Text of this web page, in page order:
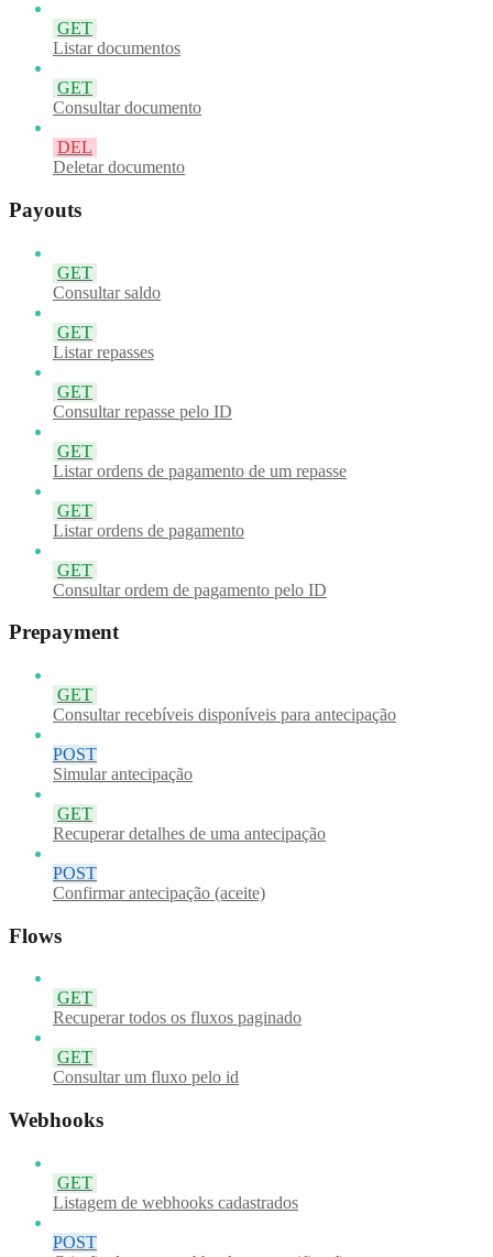
GET
Listar documentos
GET
Consultar documento
DEL
Deletar documento
Payouts
GET
Consultar saldo
GET
Listar repasses
GET
Consultar repasse pelo ID
GET
Listar ordens de pagamento de um repasse
GET
Listar ordens de pagamento
GET
Consultar ordem de pagamento pelo ID
Prepayment
GET
Consultar recebíveis disponíveis para antecipação
POST
Simular antecipação
GET
Recuperar detalhes de uma antecipação
POST
Confirmar antecipação (aceite)
Flows
GET
Recuperar todos os fluxos paginado
GET
Consultar um fluxo pelo id
Webhooks
GET
Listagem de webhooks cadastrados
POST